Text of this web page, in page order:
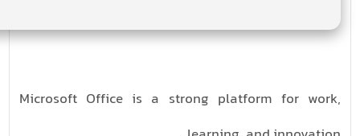
Microsoft Office is a strong platform for work,